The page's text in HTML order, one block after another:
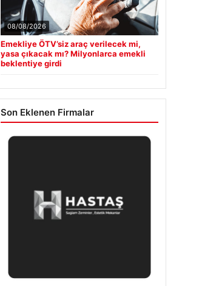
08/08/2026
Emekliye ÖTV’siz araç verilecek mi,
yasa çıkacak mı? Milyonlarca emekli
beklentiye girdi
Son Eklenen Firmalar